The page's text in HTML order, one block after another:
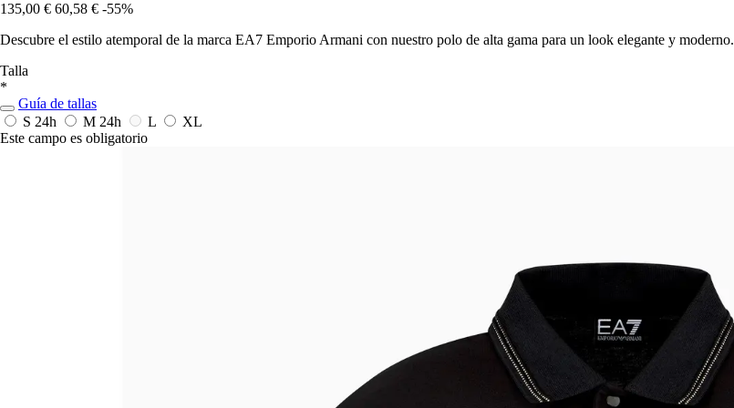
135,00 € 60,58 € -55%
Descubre el estilo atemporal de la marca EA7 Emporio Armani con nuestro polo de alta gama para un look elegante y moderno.
Talla
*
Guía de tallas
S 24h M 24h L
XL
Este campo es obligatorio